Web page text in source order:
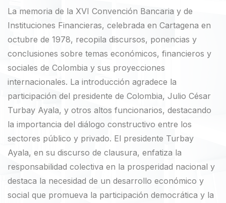
La memoria de la XVI Convención Bancaria y de
Instituciones Financieras, celebrada en Cartagena en
octubre de 1978, recopila discursos, ponencias y
conclusiones sobre temas económicos, financieros y
sociales de Colombia y sus proyecciones
internacionales. La introducción agradece la
participación del presidente de Colombia, Julio César
Turbay Ayala, y otros altos funcionarios, destacando
la importancia del diálogo constructivo entre los
sectores público y privado. El presidente Turbay
Ayala, en su discurso de clausura, enfatiza la
responsabilidad colectiva en la prosperidad nacional y
destaca la necesidad de un desarrollo económico y
social que promueva la participación democrática y la